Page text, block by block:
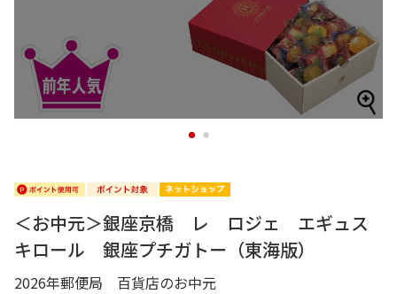
1 2
＜お中元＞銀座京橋 レ ロジェ エギュス
キロール 銀座プチガトー（東海版）
2026年郵便局 百貨店のお中元